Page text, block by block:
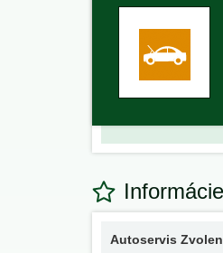
Autoservis Zvolen